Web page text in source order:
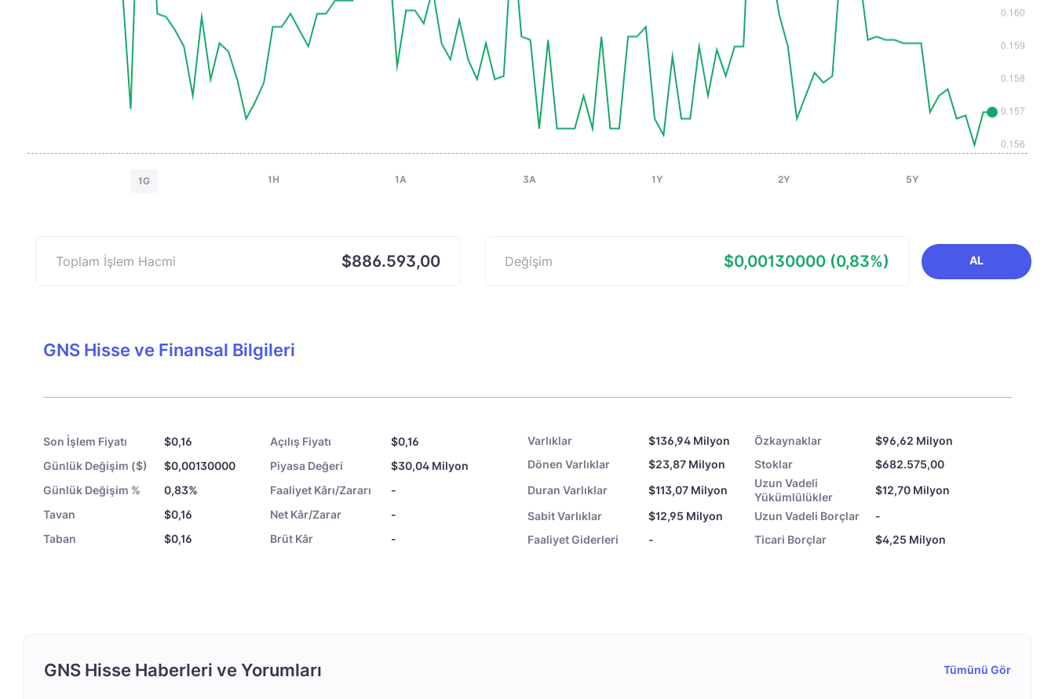
1G 1H 1A 3A 1Y 2Y 5Y
Toplam İşlem Hacmi $886.593,00 Değişim $0,00130000 (0,83%) AL
GNS Hisse ve Finansal Bilgileri
Son İşlem Fiyatı $0,16 Açılış Fiyatı
$0,16
Günlük Değişim ($)
$0,00130000 Piyasa Değeri
$30,04 Milyon
Günlük Değişim %
0,83% Faaliyet Kârı/Zararı
-
Tavan
$0,16 Net Kâr/Zarar
-
Taban
$0,16 Brüt Kâr -
Varlıklar $136,94 Milyon Özkaynaklar
$96,62 Milyon
Dönen Varlıklar
$23,87 Milyon Stoklar
$682.575,00
Duran Varlıklar
$113,07 Milyon
Uzun Vadeli
Yükümlülükler
$12,70 Milyon
Sabit Varlıklar
$12,95 Milyon Uzun Vadeli Borçlar
-
Faaliyet Giderleri
- Ticari Borçlar $4,25 Milyon
GNS Hisse Haberleri ve Yorumları Tümünü Gör